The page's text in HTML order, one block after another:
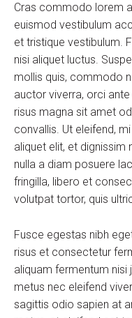
Cras commodo lorem
euismod vestibulum
et tristique vestibulum.
nisi aliquet luctus.
mollis quis, commodo
auctor viverra, orci
risus magna sit amet
convallis. Ut eleifend,
aliquet elit, et dignissim
nulla a diam posuere
fringilla, libero et
volutpat tortor, quis
Fusce egestas nibh
risus et consectetur
aliquam fermentum nisi
metus nec eleifend
sagittis odio sapien at